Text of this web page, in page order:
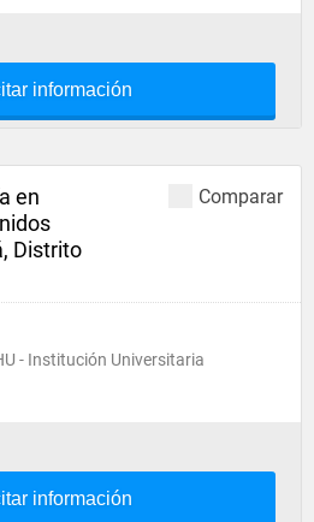
información
Comparar
en
Distrito
- Institución Universitaria
información